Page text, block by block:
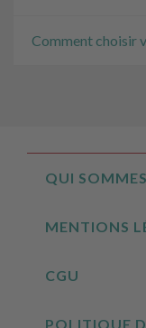
Comment choisir
QUI
MENTIONS
CGU
POLITIQUE